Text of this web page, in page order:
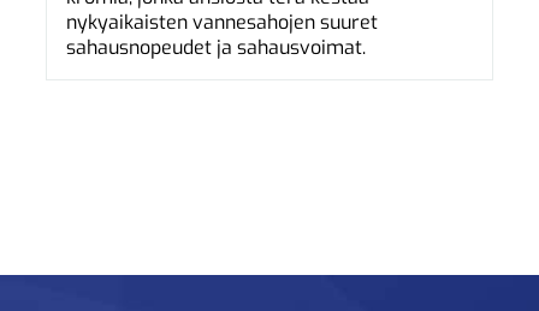
nykyaikaisten vannesahojen suuret
sahausnopeudet ja sahausvoimat.